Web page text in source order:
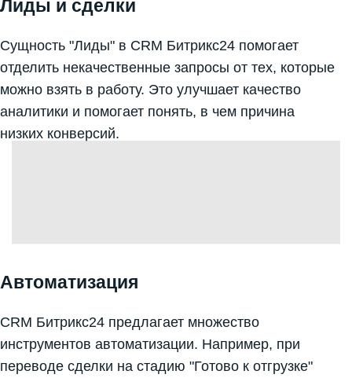
Лиды и сделки
Сущность "Лиды" в CRM Битрикс24 помогает
отделить некачественные запросы от тех, которые
можно взять в работу. Это улучшает качество
аналитики и помогает понять, в чем причина
низких конверсий.
Автоматизация
CRM Битрикс24 предлагает множество
инструментов автоматизации. Например, при
переводе сделки на стадию "Готово к отгрузке"